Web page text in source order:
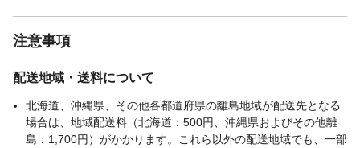
注意事項
配送地域・送料について
北海道、沖縄県、その他各都道府県の離島地域が配送先となる
場合は、地域配送料（北海道：500円、沖縄県およびその他離
島：1,700円）がかかります。これら以外の配送地域でも、一部